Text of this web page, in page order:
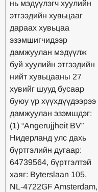
нь мэдүүлэгч хуулийн
этгээдийн хувьцааг
дараах хувьцаа
эзэмшигчидээр
дамжуулан мэдүүлж
буй хуулийн этгээдийн
нийт хувьцааны 27
хувийг шууд бусаар
буюу үр хүүхдүүдээрээ
дамжуулан эзэмшдэг:
(1) “Angerujjheit BV”
Нидерланд улс дахь
бүртгэлийн дугаар:
64739564, бүртгэлтэй
хаяг: Byterslaan 105,
NL-4722GF Amsterdam,